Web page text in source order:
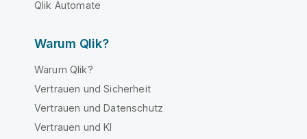
Qlik Automate
Warum Qlik?
Warum Qlik?
Vertrauen und Sicherheit
Vertrauen und Datenschutz
Vertrauen und KI